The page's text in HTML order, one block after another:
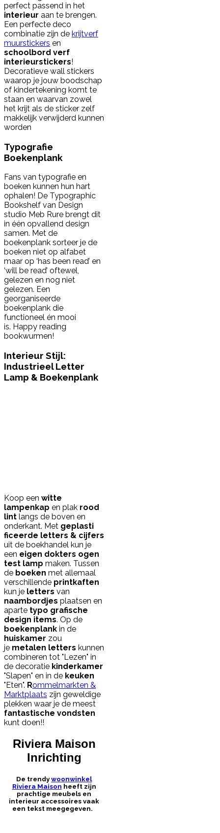
perfect passend in het
interieur aan te brengen.
Een perfecte deco
combinatie zijn de krijtverf
muurstickers en
schoolbord verf
interieurstickers!
Decoratieve wall stickers
waarop je jouw boodschap
of kindertekening komt te
staan en waarvan zowel
het krijt als de sticker zelf
makkelijk verwijderd kunnen
worden
Typografie
Boekenplank
Fans van typografie en
boeken kunnen hun hart
ophalen! De Typographic
Bookshelf van Design
studio Meb Rure brengt dit
in één opvallend design
samen. Met de
boekenplank sorteer je de
boeken niet op alfabet
maar op ‘has been read’ en
‘will be read’ oftewel,
gelezen en nog niet
gelezen. Een
georganiseerde
boekenplank die
functioneel én mooi
is. Happy reading
bookwurmen!
Interieur Stijl:
Industrieel Letter
Lamp & Boekenplank
Koop een witte
lampenkap en plak rood
lint langs de boven en
onderkant. Met geplasti
ficeerde letters & cijfers
uit de boekhandel kun je
een eigen dokters ogen
test lamp maken. Tussen
de boeken met allemaal
verschillende printkaften
kun je letters van
naambordjes plaatsen en
aparte typo grafische
design items. Op de
boekenplank in de
huiskamer zou
je metalen letters kunnen
combineren tot "Lezen" in
de decoratie kinderkamer
"Slapen" en in de keuken
"Eten". Rommelmarkten &
Marktplaats zijn geweldige
plekken waar je de meest
fantastische vondsten
kunt doen!!
Riviera Maison
Inrichting
De trendywoonwinkel
Riviera Maison heeft zijn
prachtige meubels en
interieur accessoires vaak
een tekst meegegeven.